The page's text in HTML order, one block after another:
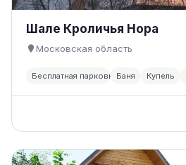
Шале Кроличья Нора
Московская область
Бесплатная парковка Баня Купель